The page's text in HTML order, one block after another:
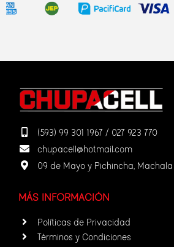
(593) 99 301 1967 / 027 923 770
chupacell@hotmail.com
09 de Mayo y Pichincha, Machala
MÁS INFORMACIÓN
Políticas de Privacidad
Términos y Condiciones